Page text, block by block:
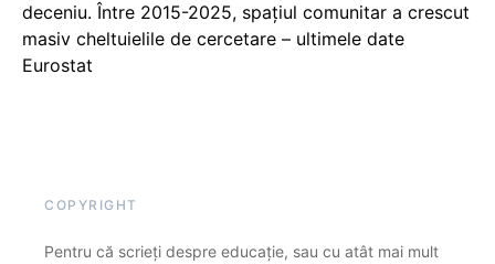
deceniu. Între 2015-2025, spațiul comunitar a crescut
masiv cheltuielile de cercetare – ultimele date
Eurostat
COPYRIGHT
Pentru că scrieți despre educație, sau cu atât mai mult